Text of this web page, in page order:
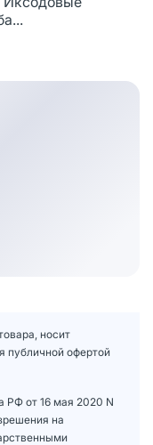
носит
публичной офертой
РФ от 16 мая 2020 N
на